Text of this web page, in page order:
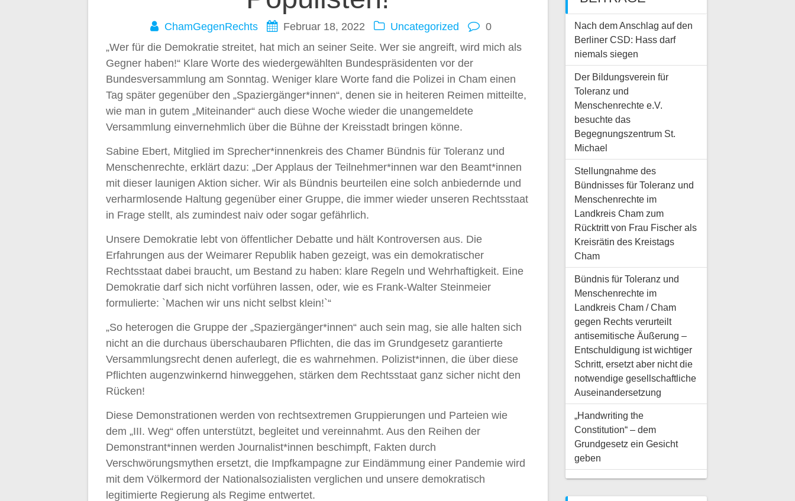
ChamGegenRechts Februar 18, 2022 Uncategorized
0
„Wer für die Demokratie streitet, hat mich an seiner Seite. Wer sie angreift, wird mich als
Gegner haben!“ Klare Worte des wiedergewählten Bundespräsidenten vor der
Bundesversammlung am Sonntag. Weniger klare Worte fand die Polizei in Cham einen
Tag später gegenüber den „Spaziergänger*innen“, denen sie in heiteren Reimen mitteilte,
wie man in gutem „Miteinander“ auch diese Woche wieder die unangemeldete
Versammlung einvernehmlich über die Bühne der Kreisstadt bringen könne.
Sabine Ebert, Mitglied im Sprecher*innenkreis des Chamer Bündnis für Toleranz und
Menschenrechte, erklärt dazu: „Der Applaus der Teilnehmer*innen war den Beamt*innen
mit dieser launigen Aktion sicher. Wir als Bündnis beurteilen eine solch anbiedernde und
verharmlosende Haltung gegenüber einer Gruppe, die immer wieder unseren Rechtsstaat
in Frage stellt, als zumindest naiv oder sogar gefährlich.
Unsere Demokratie lebt von öffentlicher Debatte und hält Kontroversen aus. Die
Erfahrungen aus der Weimarer Republik haben gezeigt, was ein demokratischer
Rechtsstaat dabei braucht, um Bestand zu haben: klare Regeln und Wehrhaftigkeit. Eine
Demokratie darf sich nicht vorführen lassen, oder, wie es Frank-Walter Steinmeier
formulierte: `Machen wir uns nicht selbst klein!`“
„So heterogen die Gruppe der „Spaziergänger*innen“ auch sein mag, sie alle halten sich
nicht an die durchaus überschaubaren Pflichten, die das im Grundgesetz garantierte
Versammlungsrecht denen auferlegt, die es wahrnehmen. Polizist*innen, die über diese
Pflichten augenzwinkernd hinweggehen, stärken dem Rechtsstaat ganz sicher nicht den
Rücken!
Diese Demonstrationen werden von rechtsextremen Gruppierungen und Parteien wie
dem „III. Weg“ offen unterstützt, begleitet und vereinnahmt. Aus den Reihen der
Demonstrant*innen werden Journalist*innen beschimpft, Fakten durch
Verschwörungsmythen ersetzt, die Impfkampagne zur Eindämmung einer Pandemie wird
mit dem Völkermord der Nationalsozialisten verglichen und unsere demokratisch
legitimierte Regierung als Regime entwertet.
Nach dem Anschlag auf den
Berliner CSD: Hass darf
niemals siegen
Der Bildungsverein für
Toleranz und
Menschenrechte e.V.
besuchte das
Begegnungszentrum St.
Michael
Stellungnahme des
Bündnisses für Toleranz und
Menschenrechte im
Landkreis Cham zum
Rücktritt von Frau Fischer als
Kreisrätin des Kreistags
Cham
Bündnis für Toleranz und
Menschenrechte im
Landkreis Cham / Cham
gegen Rechts verurteilt
antisemitische Äußerung –
Entschuldigung ist wichtiger
Schritt, ersetzt aber nicht die
notwendige gesellschaftliche
Auseinandersetzung
„Handwriting the
Constitution“ – dem
Grundgesetz ein Gesicht
geben